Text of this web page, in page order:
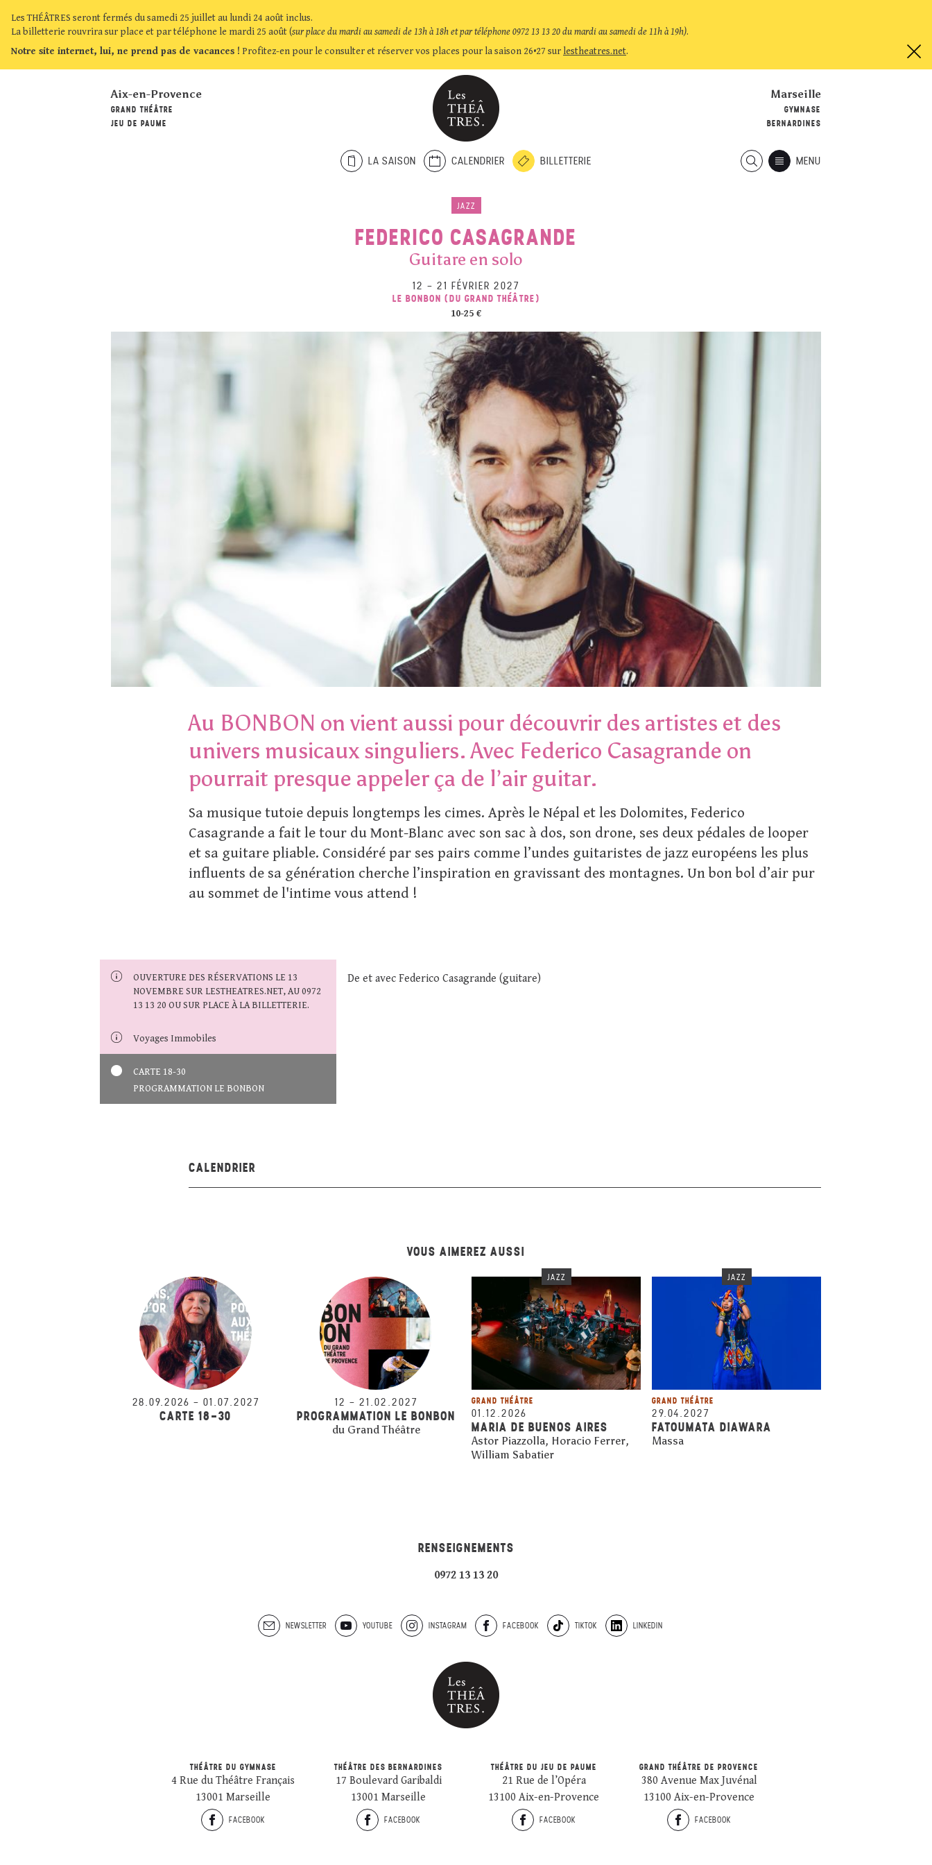
Les THÉÂTRES seront fermés du samedi 25 juillet au lundi 24 août inclus.
La billetterie rouvrira sur place et par téléphone le mardi 25 août (sur place du mardi au samedi de 13h à 18h et par téléphone 0972 13 13 20 du mardi au samedi de 11h à 19h).
Notre site internet, lui, ne prend pas de vacances ! Profitez-en pour le consulter et réserver vos places pour la saison 26•27 sur lestheatres.net.
Marseille
GYMNASE
BERNARDINES
Aix-en-Provence
GRAND THÉÂTRE
JEU DE PAUME
LA SAISON CALENDRIER BILLETTERIE MENU
JAZZ
FEDERICO CASAGRANDE
Guitare en solo
12 – 21 FÉVRIER 2027
LE BONBON (DU GRAND THÉÂTRE)
10-25 €
Au BONBON on vient aussi pour découvrir des artistes et des
univers musicaux singuliers. Avec Federico Casagrande on
pourrait presque appeler ça de l’air guitar.
Sa musique tutoie depuis longtemps les cimes. Après le Népal et les Dolomites, Federico
Casagrande a fait le tour du Mont-Blanc avec son sac à dos, son drone, ses deux pédales de looper
et sa guitare pliable. Considéré par ses pairs comme l’undes guitaristes de jazz européens les plus
influents de sa génération cherche l’inspiration en gravissant des montagnes. Un bon bol d’air pur
au sommet de l'intime vous attend !
De et avec Federico Casagrande (guitare)
OUVERTURE DES RÉSERVATIONS LE 13
NOVEMBRE SUR LESTHEATRES.NET, AU 0972
13 13 20 OU SUR PLACE À LA BILLETTERIE.
Voyages Immobiles
CARTE 18-30
PROGRAMMATION LE BONBON
CALENDRIER
VOUS AIMEREZ AUSSI
28.09.2026 – 01.07.2027
CARTE 18-30
12 – 21.02.2027
PROGRAMMATION LE BONBON
du Grand Théâtre
JAZZ
GRAND THÉÂTRE
01.12.2026
MARIA DE BUENOS AIRES
Astor Piazzolla, Horacio Ferrer,
William Sabatier
JAZZ
GRAND THÉÂTRE
29.04.2027
FATOUMATA DIAWARA
Massa
RENSEIGNEMENTS
0972 13 13 20
NEWSLETTER YOUTUBE INSTAGRAM FACEBOOK TIKTOK LINKEDIN
THÉÂTRE DU GYMNASE
4 Rue du Théâtre Français
13001 Marseille
FACEBOOK
THÉÂTRE DES BERNARDINES
17 Boulevard Garibaldi
13001 Marseille
FACEBOOK
THÉÂTRE DU JEU DE PAUME
21 Rue de l’Opéra
13100 Aix-en-Provence
FACEBOOK
GRAND THÉÂTRE DE PROVENCE
380 Avenue Max Juvénal
13100 Aix-en-Provence
FACEBOOK